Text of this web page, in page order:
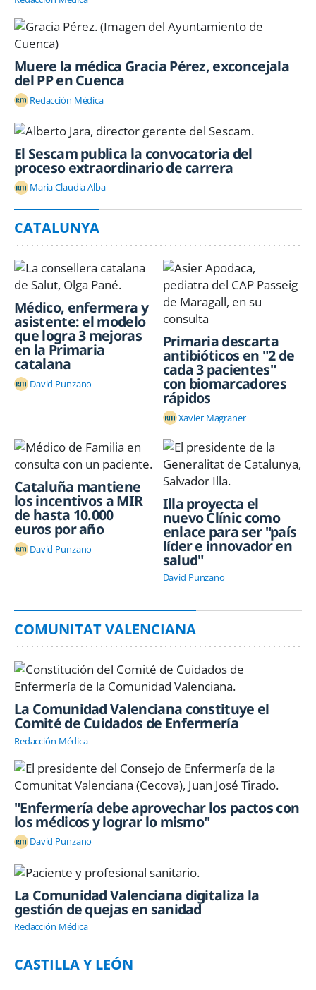
Muere la médica Gracia Pérez, exconcejala
del PP en Cuenca
Redacción Médica
El Sescam publica la convocatoria del
proceso extraordinario de carrera
Maria Claudia Alba
CATALUNYA
Médico, enfermera y
asistente: el modelo
que logra 3 mejoras
en la Primaria
catalana
David Punzano
Primaria descarta
antibióticos en "2 de
cada 3 pacientes"
con biomarcadores
rápidos
Xavier Magraner
Cataluña mantiene
los incentivos a MIR
de hasta 10.000
euros por año
David Punzano
Illa proyecta el
nuevo Clínic como
enlace para ser "país
líder e innovador en
salud"
David Punzano
COMUNITAT VALENCIANA
La Comunidad Valenciana constituye el
Comité de Cuidados de Enfermería
Redacción Médica
"Enfermería debe aprovechar los pactos con
los médicos y lograr lo mismo"
David Punzano
La Comunidad Valenciana digitaliza la
gestión de quejas en sanidad
Redacción Médica
CASTILLA Y LEÓN